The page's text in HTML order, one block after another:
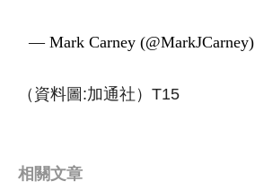
— Mark Carney (@MarkJCarney)
（資料圖:加通社）T15
相關文章